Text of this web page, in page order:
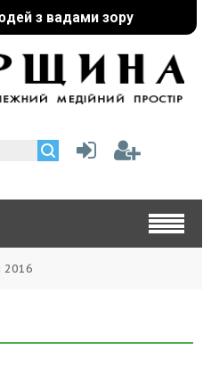
з вадами зору
2016